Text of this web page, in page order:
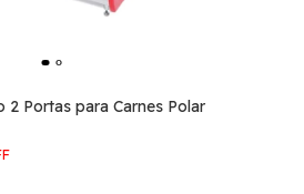
Portas para Carnes Polar